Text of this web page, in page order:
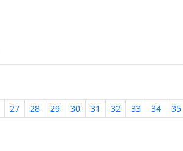
27 28 29 30 31 32 33 34 35